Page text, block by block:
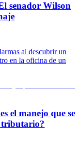
senador Wilson
al descubrir un
en la oficina de un
el manejo que se
tributario?